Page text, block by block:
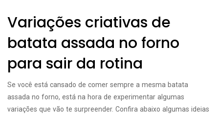
Variações criativas de
batata assada no forno
para sair da rotina
Se você está cansado de comer sempre a mesma batata
assada no forno, está na hora de experimentar algumas
variações que vão te surpreender. Confira abaixo algumas ideias